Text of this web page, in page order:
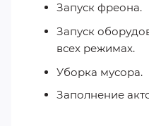
Запуск фреона.
Запуск
всех режимах.
Уборка мусора.
Заполнение